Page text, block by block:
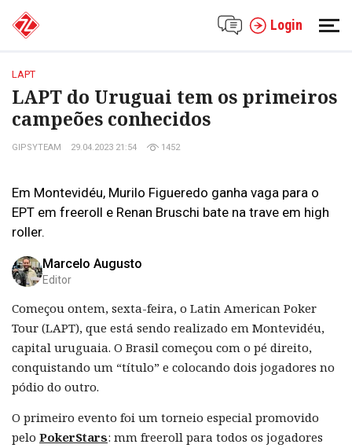
Login
LAPT
LAPT do Uruguai tem os primeiros
campeões conhecidos
GIPSYTEAM 29.04.2023 21:54 1452
Em Montevidéu, Murilo Figueredo ganha vaga para o
EPT em freeroll e Renan Bruschi bate na trave em high
roller.
Marcelo Augusto
Editor
Começou ontem, sexta-feira, o Latin American Poker
Tour (LAPT), que está sendo realizado em Montevidéu,
capital uruguaia. O Brasil começou com o pé direito,
conquistando um “título” e colocando dois jogadores no
pódio do outro.
O primeiro evento foi um torneio especial promovido
pelo PokerStars: mm freeroll para todos os jogadores